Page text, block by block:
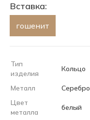
Вставка:
гошенит
Тип
изделия
Кольцо
Металл
Серебро
Цвет
металла
белый